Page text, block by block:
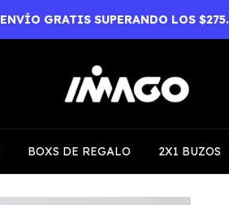
BOXS DE REGALO 2X1 BUZOS